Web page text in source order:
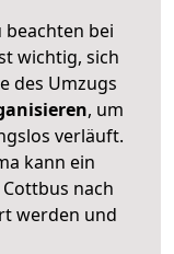
beachten bei
wichtig, sich
des Umzugs
, um
verläuft.
kann ein
nach
werden und